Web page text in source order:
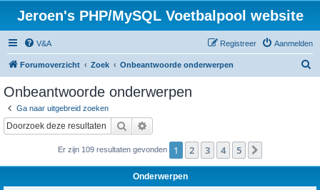
Jeroen's PHP/MySQL Voetbalpool website
V&A Aanmelden
Registreer
Forumoverzicht Zoek Onbeantwoorde onderwerpen
Onbeantwoorde onderwerpen
Ga naar uitgebreid zoeken
Zoek
Er zijn 109 resultaten gevonden 1 2 3 4 5
Onderwerpen